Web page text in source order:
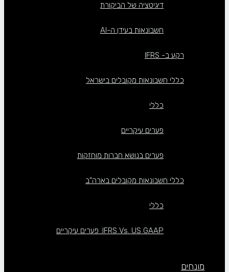
דיגיטציה של הביקורת
חשבונאות בעידן ה-AI
רקע ב- IFRS
כללי חשבונאות מקובלים בישראל
כללי
פערים עיקריים
פערים בנושא חברות מוחזקות
כללי חשבונאות מקובלים בארה”ב
כללי
IFRS Vs. US GAAP: פערים עיקריים
מונחים